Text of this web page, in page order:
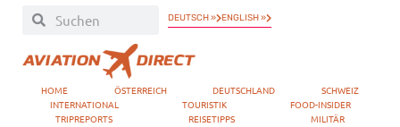
DEUTSCH » ENGLISH »
HOME ÖSTERREICH DEUTSCHLAND
SCHWEIZ
INTERNATIONAL
TOURISTIK
FOOD-INSIDER
TRIPREPORTS
REISETIPPS MILITÄR